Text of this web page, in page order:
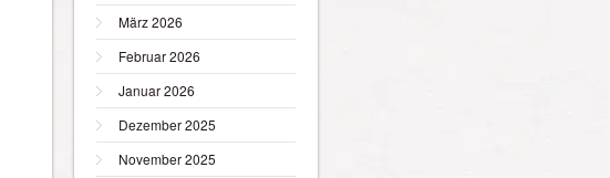
März 2026
Februar 2026
Januar 2026
Dezember 2025
November 2025